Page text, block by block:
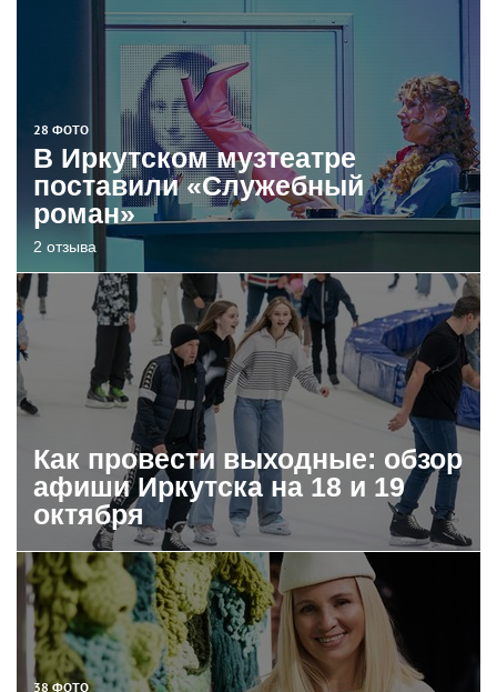
28 ФОТО
В Иркутском музтеатре
поставили «Служебный
роман»
2 отзыва
Как провести выходные: обзор
афиши Иркутска на 18 и 19
октября
38 ФОТО